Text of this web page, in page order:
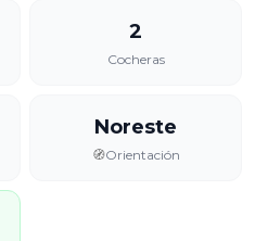
2
Cocheras
Noreste
🧭Orientación